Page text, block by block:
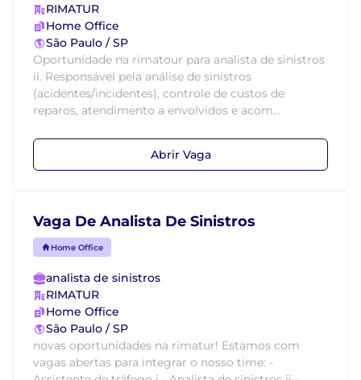
RIMATUR
Home Office
São Paulo / SP
Oportunidade na rimatour para analista de sinistros
ii. Responsável pela análise de sinistros
(acidentes/incidentes), controle de custos de
reparos, atendimento a envolvidos e acom...
Abrir Vaga
Vaga De Analista De Sinistros
Home Office
analista de sinistros
RIMATUR
Home Office
São Paulo / SP
novas oportunidades na rimatur! Estamos com
vagas abertas para integrar o nosso time: -